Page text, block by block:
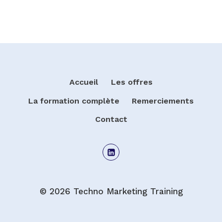
Accueil
Les offres
La formation complète
Remerciements
Contact
© 2026 Techno Marketing Training